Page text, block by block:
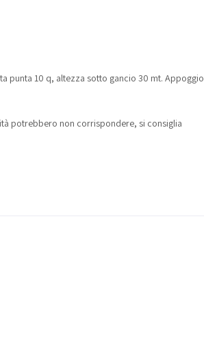
punta 10 q, altezza sotto gancio 30 mt. Appoggio
potrebbero non corrispondere, si consiglia